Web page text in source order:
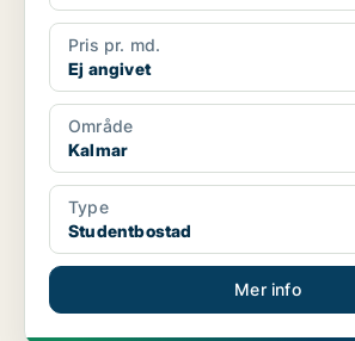
Pris pr. md.
Ej angivet
Område
Kalmar
Type
Studentbostad
Mer info